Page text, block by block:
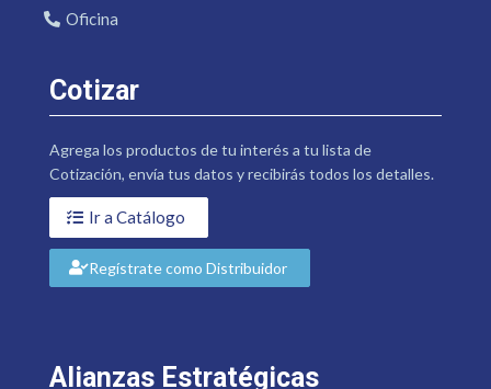
Oficina
Cotizar
Agrega los productos de tu interés a tu lista de
Cotización, envía tus datos y recibirás todos los detalles.
Ir a Catálogo
Regístrate como Distribuidor
Alianzas Estratégicas